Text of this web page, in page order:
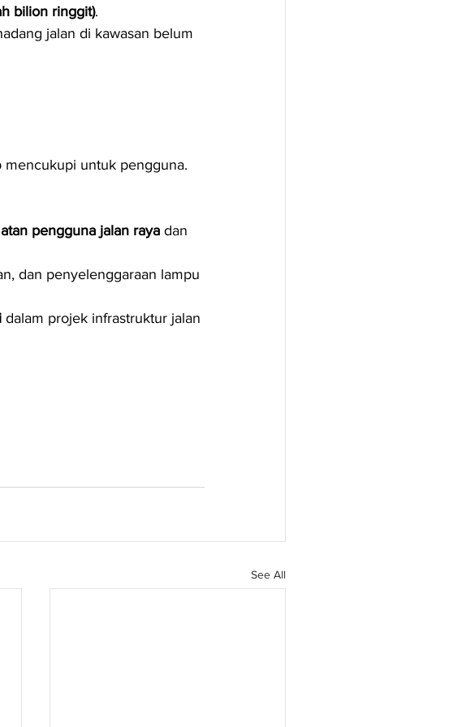
bilion ringgit).
jalan di kawasan belum
mencukupi untuk pengguna.
pengguna jalan raya dan
dan penyelenggaraan lampu
dalam projek infrastruktur jalan
See All